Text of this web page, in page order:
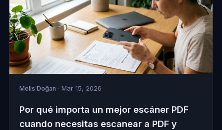
Melis Doğan · Mar 15, 2026
Por qué importa un mejor escáner PDF
cuando necesitas escanear a PDF y